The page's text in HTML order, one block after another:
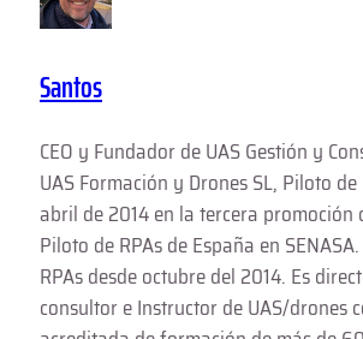
Santos
CEO y Fundador de UAS Gestión y
UAS Formación y Drones SL, Piloto
abril de 2014 en la tercera promoción
Piloto de RPAs de España en
RPAs desde octubre del 2014. Es
consultor e Instructor de UAS/drones